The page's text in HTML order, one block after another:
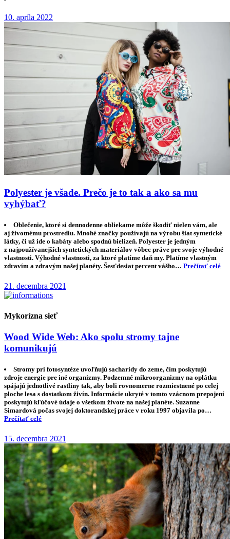
10. apríla 2022
Polyester je všade. Prečo je to tak a ako sa mu
vyhýbať?
Oblečenie, ktoré si dennodenne obliekame môže škodiť nielen vám, ale
aj životnému prostrediu. Mnohé značky používajú na výrobu šiat syntetické
látky, či už ide o kabáty alebo spodnú bielizeň. Polyester je jedným
z najpoužívanejších syntetických materiálov vôbec práve pre svoje výhodné
vlastnosti. Výhodné vlastnosti, za ktoré platíme daň my. Platíme vlastným
zdravím a zdravým našej planéty. Šesťdesiat percent vášho… Prečítať celé
21. decembra 2021
Mykorízna sieť
Wood Wide Web: Ako spolu stromy tajne
komunikujú
Stromy pri fotosyntéze uvoľňujú sacharidy do zeme, čím poskytujú
zdroje energie pre iné organizmy. Podzemné mikroorganizmy na oplátku
spájajú jednotlivé rastliny tak, aby boli rovnomerne rozmiestnené po celej
ploche lesa s dostatkom živín. Informácie ukryté v tomto vzácnom prepojení
poskytujú kľúčové údaje o všetkom živote na našej planéte. Suzanne
Simardová počas svojej doktorandskej práce v roku 1997 objavila po…
Prečítať celé
15. decembra 2021